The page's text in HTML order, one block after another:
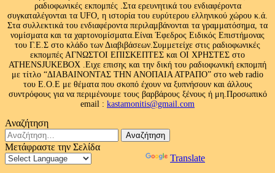
ραδιοφωνικές εκπομπές .Στα ερευνητικά του ενδιαφέροντα
συγκαταλέγονται τα UFO, η ιστορία του ευρύτερου ελληνικού χώρου κ.ά.
Στα συλλεκτικά του ενδιαφέροντα περιλαμβάνονται τα γραμματόσημα, τα
νομίσματα και τα χαρτονομίσματα.Είναι Έφεδρος Ειδικός Επιστήμονας
του Γ.Ε.Σ στο κλάδο των Διαβιβάσεων.Συμμετείχε στις ραδιοφωνικές
εκπομπές ΑΓΝΩΣΤΟΙ ΕΠΙΣΚΕΠΤΕΣ και ΟΙ ΧΡΗΣΤΕΣ στο
ATHENSJUKEBOX .Ειχε επισης και την δική του ραδιοφωνική εκπομπή
με τίτλο “ΔΙΑΒΑΙΝΟΝΤΑΣ ΤΗΝ ΑΝΟΠΑΙΑ ΑΤΡΑΠΟ” στο web radio
του Ε.Ο.Ε με θέματα που σκοπό έχουν να ξυπνήσουν και άλλους
συντρόφους για να περιμένουμε τους βαρβάρους ξένους ή μη.Προσωπικό
email : kastamonitis@gmail.com
Αναζήτηση
Αναζήτηση
για:
Μετάφραστε την Σελίδα
Translate